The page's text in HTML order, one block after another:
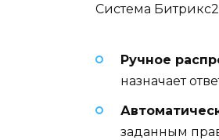
Система
Ручное
назначает
заданным